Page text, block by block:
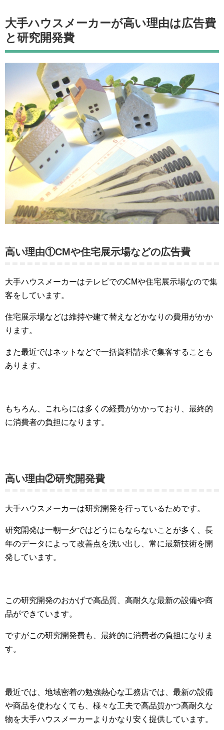
大手ハウスメーカーが高い理由は広告費
と研究開発費
高い理由①CMや住宅展示場などの広告費
大手ハウスメーカーはテレビでのCMや住宅展示場なので集
客をしています。
住宅展示場などは維持や建て替えなどかなりの費用がかか
ります。
また最近ではネットなどで一括資料請求で集客することも
あります。
もちろん、これらには多くの経費がかかっており、最終的
に消費者の負担になります。
高い理由②研究開発費
大手ハウスメーカーは研究開発を行っているためです。
研究開発は一朝一夕ではどうにもならないことが多く、長
年のデータによって改善点を洗い出し、常に最新技術を開
発しています。
この研究開発のおかげで高品質、高耐久な最新の設備や商
品ができています。
ですがこの研究開発費も、最終的に消費者の負担になりま
す。
最近では、地域密着の勉強熱心な工務店では、最新の設備
や商品を使わなくても、様々な工夫で高品質かつ高耐久な
物を大手ハウスメーカーよりかなり安く提供しています。